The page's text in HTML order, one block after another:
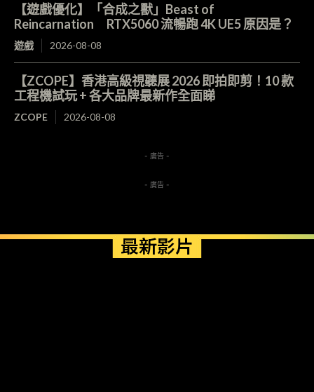
【遊戲優化】「合成之獸」Beast of
Reincarnation RTX5060 流暢跑 4K UE5 原因是？
遊戲 2026-08-08
【ZCOPE】香港高級視聽展 2026 即拍即剪！10 款
工程機試玩 + 各大品牌最新作全面睇
ZCOPE 2026-08-08
- 廣告 -
- 廣告 -
最新影片